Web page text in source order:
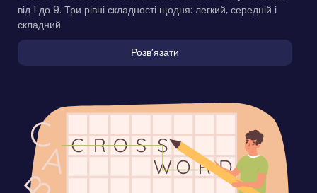
від 1 до 9. Три рівні складності щодня: легкий, середній і
складний.
Розвʼязати